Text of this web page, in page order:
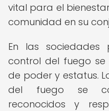
vital para el
comunidad en su
En las sociedades
control del fuego
de poder y estatus.
del fuego se
reconocidos y